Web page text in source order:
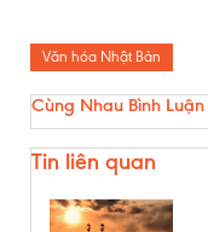
Văn hóa Nhật Bản
Cùng Nhau Bình Luận
Tin liên quan